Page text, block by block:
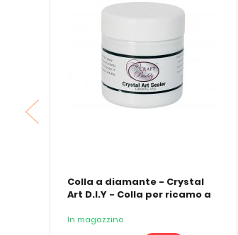
Colla a diamante - Crystal
Art D.I.Y - Colla per ricamo a
In magazzino